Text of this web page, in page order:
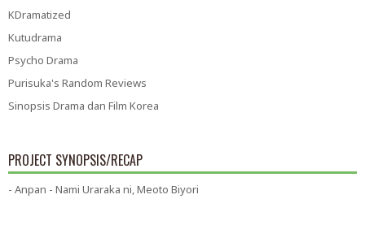
KDramatized
Kutudrama
Psycho Drama
Purisuka's Random Reviews
Sinopsis Drama dan Film Korea
PROJECT SYNOPSIS/RECAP
- Anpan - Nami Uraraka ni, Meoto Biyori